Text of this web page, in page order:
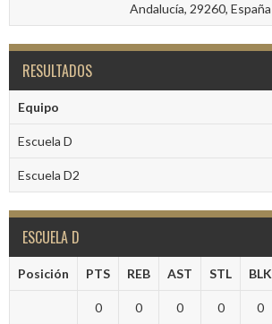
Andalucía, 29260, España
RESULTADOS
Equipo
Escuela D
Escuela D2
ESCUELA D
Posición PTS REB AST STL BLK
0 0 0 0 0